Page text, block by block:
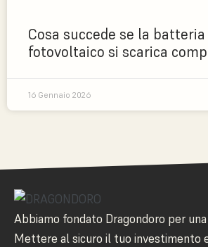
Cosa succede se la
fotovoltaico si scarica
16 Gennaio 2026
Abbiamo fondato Dragondoro per
Mettere al sicuro il tuo investimento